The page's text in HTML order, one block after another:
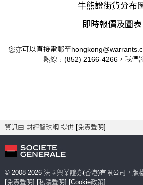
牛熊證街貨分布
即時報價及圖表
您亦可以直接電郵至
熱線﹕(852) 2166-4266，我們
資訊由 財經智珠網 提供 [免責聲明]
© 2008-2026 法國興業證券(香港)有限公司，版
[免責聲明] [私隱聲明] [Cookie政策]